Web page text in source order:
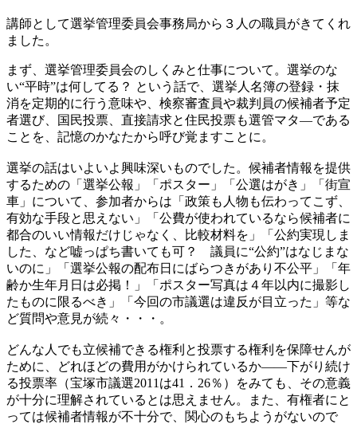
講師として選挙管理委員会事務局から３人の職員がきてくれ
ました。
まず、選挙管理委員会のしくみと仕事について。選挙のな
い“平時”は何してる？ という話で、選挙人名簿の登録・抹
消を定期的に行う意味や、検察審査員や裁判員の候補者予定
者選び、国民投票、直接請求と住民投票も選管マタ―である
ことを、記憶のかなたから呼び覚ますことに。
選挙の話はいよいよ興味深いものでした。候補者情報を提供
するための「選挙公報」「ポスター」「公選はがき」「街宣
車」について、参加者からは「政策も人物も伝わってこず、
有効な手段と思えない」「公費が使われているなら候補者に
都合のいい情報だけじゃなく、比較材料を」「公約実現しま
した、など嘘っぱち書いても可？ 議員に“公約”はなじまな
いのに」「選挙公報の配布日にばらつきがあり不公平」「年
齢か生年月日は必掲！」「ポスター写真は４年以内に撮影し
たものに限るべき」「今回の市議選は違反が目立った」等な
ど質問や意見が続々・・・。
どんな人でも立候補できる権利と投票する権利を保障せんが
ために、どれほどの費用がかけられているか――下がり続け
る投票率（宝塚市議選2011は41．26％）をみても、その意義
が十分に理解されているとは思えません。また、有権者にと
っては候補者情報が不十分で、関心のもちようがないので